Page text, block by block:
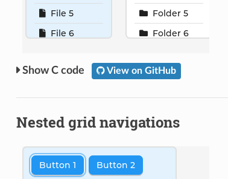
C code View on GitHub
Nested grid navigations